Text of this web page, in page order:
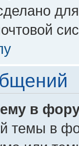
в
темы в